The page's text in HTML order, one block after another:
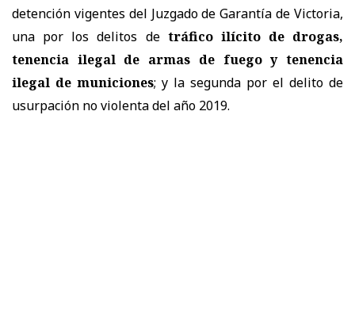
detención vigentes del Juzgado de Garantía de Victoria,
una por los delitos de tráfico ilícito de drogas,
tenencia ilegal de armas de fuego y tenencia
ilegal de municiones; y la segunda por el delito de
usurpación no violenta del año 2019.